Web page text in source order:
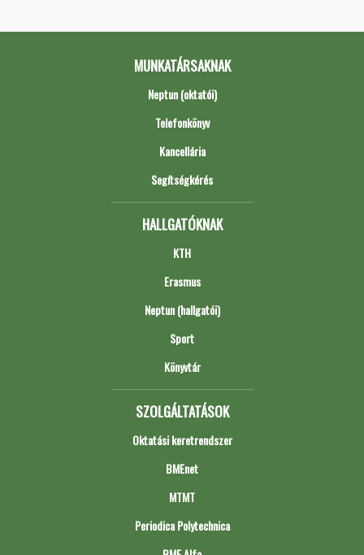
MUNKATÁRSAKNAK
Neptun (oktatói)
Telefonkönyv
Kancellária
Segítségkérés
HALLGATÓKNAK
KTH
Erasmus
Neptun (hallgatói)
Sport
Könyvtár
SZOLGÁLTATÁSOK
Oktatási keretrendszer
BMEnet
MTMT
Periodica Polytechnica